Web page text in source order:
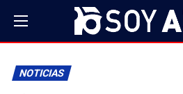
NOTICIAS